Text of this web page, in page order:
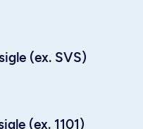
(ex. SVS)
(ex. 1101)